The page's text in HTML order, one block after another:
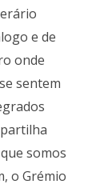
e de
onde
sentem
somos
o Grémio